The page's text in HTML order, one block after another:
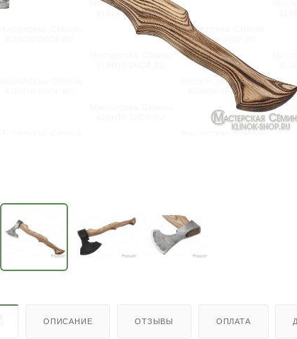
ОПИСАНИЕ ОТЗЫВЫ ОПЛАТА